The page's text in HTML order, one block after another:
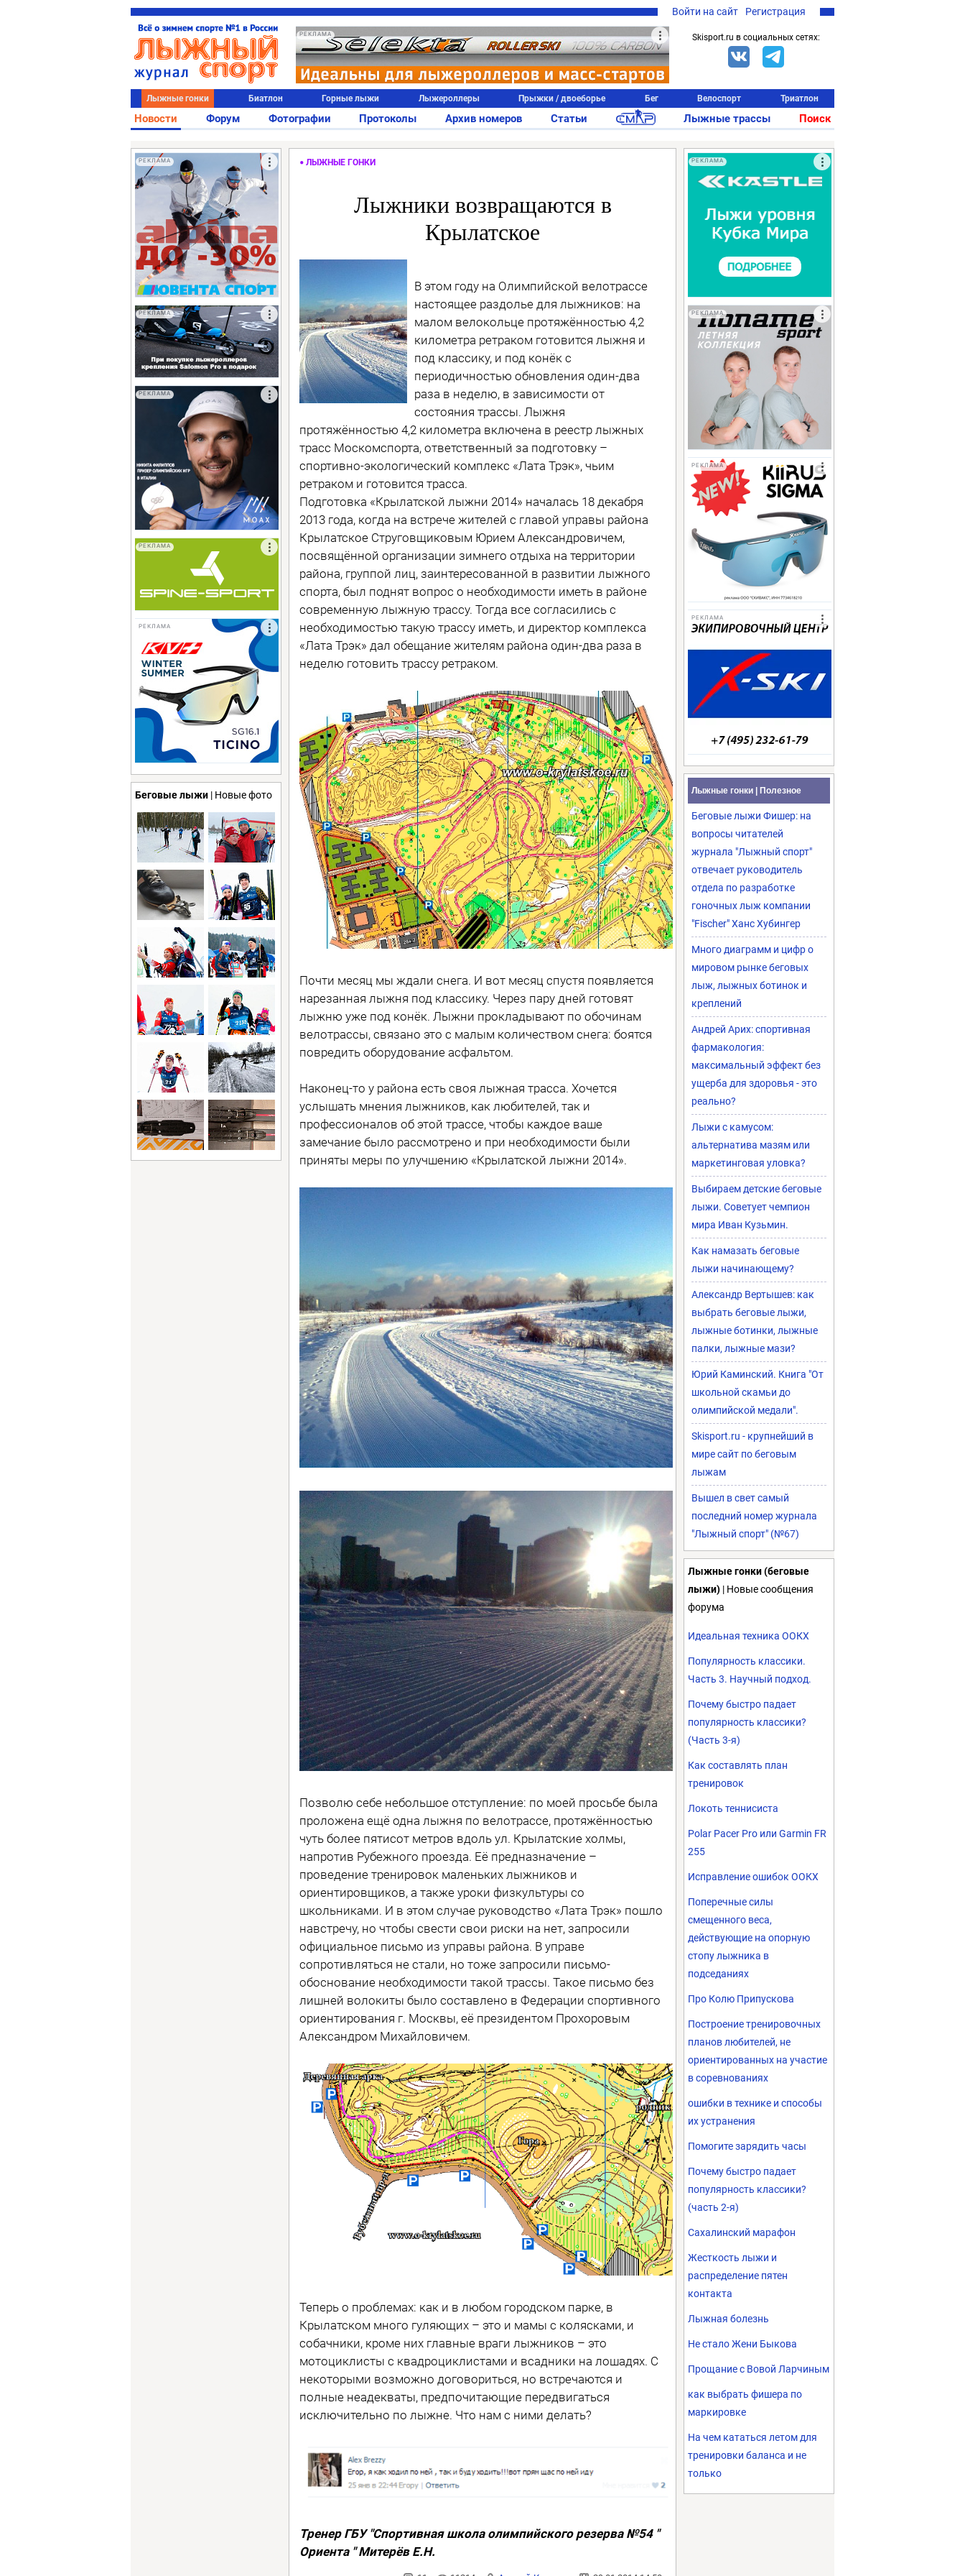
Войти на сайт Регистрация
РЕКЛАМА Skisport.ru в социальных сетях:
Лыжные гонки Биатлон Горные лыжи Лыжероллеры Прыжки / двоеборье Бег Велоспорт Триатлон
Новости Форум Фотографии Протоколы Архив номеров Статьи Лыжные трассы Поиск
РЕКЛАМА
РЕКЛАМА
РЕКЛАМА
РЕКЛАМА
РЕКЛАМА
Беговые лыжи | Новые фото
ЛЫЖНЫЕ ГОНКИ
Лыжники возвращаются в
Крылатское
В этом году на Олимпийской велотрассе
настоящее раздолье для лыжников: на
малом велокольце протяжённостью 4,2
километра ретраком готовится лыжня и
под классику, и под конёк с
периодичностью обновления один-два
раза в неделю, в зависимости от
состояния трассы. Лыжня
протяжённостью 4,2 километра включена в реестр лыжных
трасс Москомспорта, ответственный за подготовку –
спортивно-экологический комплекс «Лата Трэк», чьим
ретраком и готовится трасса.
Подготовка «Крылатской лыжни 2014» началась 18 декабря
2013 года, когда на встрече жителей с главой управы района
Крылатское Струговщиковым Юрием Александровичем,
посвящённой организации зимнего отдыха на территории
района, группой лиц, заинтересованной в развитии лыжного
спорта, был поднят вопрос о необходимости иметь в районе
современную лыжную трассу. Тогда все согласились с
необходимостью такую трассу иметь, и директор комплекса
«Лата Трэк» дал обещание жителям района один-два раза в
неделю готовить трассу ретраком.
Почти месяц мы ждали снега. И вот месяц спустя появляется
нарезанная лыжня под классику. Через пару дней готовят
лыжню уже под конёк. Лыжни прокладывают по обочинам
велотрассы, связано это с малым количеством снега: боятся
повредить оборудование асфальтом.
Наконец-то у района есть своя лыжная трасса. Хочется
услышать мнения лыжников, как любителей, так и
профессионалов об этой трассе, чтобы каждое ваше
замечание было рассмотрено и при необходимости были
приняты меры по улучшению «Крылатской лыжни 2014».
Позволю себе небольшое отступление: по моей просьбе была
проложена ещё одна лыжня по велотрассе, протяжённостью
чуть более пятисот метров вдоль ул. Крылатские холмы,
напротив Рубежного проезда. Её предназначение –
проведение тренировок маленьких лыжников и
ориентировщиков, а также уроки физкультуры со
школьниками. И в этом случае руководство «Лата Трэк» пошло
навстречу, но чтобы свести свои риски на нет, запросили
официальное письмо из управы района. В управе
сопротивляться не стали, но тоже запросили письмо-
обоснование необходимости такой трассы. Такое письмо без
лишней волокиты было составлено в Федерации спортивного
ориентирования г. Москвы, её президентом Прохоровым
Александром Михайловичем.
Теперь о проблемах: как и в любом городском парке, в
Крылатском много гуляющих – это и мамы с колясками, и
собачники, кроме них главные враги лыжников – это
мотоциклисты с квадроциклистами и всадники на лошадях. С
некоторыми возможно договориться, но встречаются и
полные неадекваты, предпочитающие передвигаться
исключительно по лыжне. Что нам с ними делать?
Тренер ГБУ "Спортивная школа олимпийского резерва №54 "
Ориента " Митерёв Е.Н.
РЕКЛАМА
РЕКЛАМА
РЕКЛАМА
РЕКЛАМА
Лыжные гонки | Полезное
Беговые лыжи Фишер: на
вопросы читателей
журнала "Лыжный спорт"
отвечает руководитель
отдела по разработке
гоночных лыж компании
"Fischer" Ханс Хубингер
Много диаграмм и цифр о
мировом рынке беговых
лыж, лыжных ботинок и
креплений
Андрей Арих: спортивная
фармакология:
максимальный эффект без
ущерба для здоровья - это
реально?
Лыжи с камусом:
альтернатива мазям или
маркетинговая уловка?
Выбираем детские беговые
лыжи. Советует чемпион
мира Иван Кузьмин.
Как намазать беговые
лыжи начинающему?
Александр Вертышев: как
выбрать беговые лыжи,
лыжные ботинки, лыжные
палки, лыжные мази?
Юрий Каминский. Книга "От
школьной скамьи до
олимпийской медали".
Skisport.ru - крупнейший в
мире сайт по беговым
лыжам
Вышел в свет самый
последний номер журнала
"Лыжный спорт" (№67)
Лыжные гонки (беговые
лыжи) | Новые сообщения
форума
Идеальная техника ООКХ
Популярность классики.
Часть 3. Научный подход.
Почему быстро падает
популярность классики?
(Часть 3-я)
Как составлять план
тренировок
Локоть теннисиста
Polar Pacer Pro или Garmin FR
255
Исправление ошибок ООКХ
Поперечные силы
смещенного веса,
действующие на опорную
стопу лыжника в
подседаниях
Про Колю Припускова
Построение тренировочных
планов любителей, не
ориентированных на участие
в соревнованиях
ошибки в технике и способы
их устранения
Помогите зарядить часы
Почему быстро падает
популярность классики?
(часть 2-я)
Сахалинский марафон
Жесткость лыжи и
распределение пятен
контакта
Лыжная болезнь
Не стало Жени Быкова
Прощание с Вовой Ларчиным
как выбрать фишера по
маркировке
На чем кататься летом для
тренировки баланса и не
только